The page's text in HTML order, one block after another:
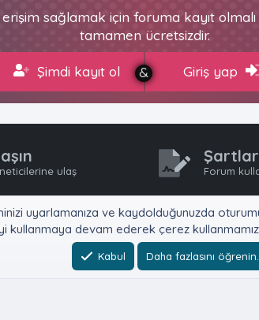
sağlamak için foruma kayıt olmalı
tamamen ücretsizdir.
Şimdi kayıt ol Giriş yap
ulaş Forum
uyarlamanıza ve kaydolduğunuzda
kullanmaya devam ederek çerez
Kabul Daha fazlasını öğrenin…